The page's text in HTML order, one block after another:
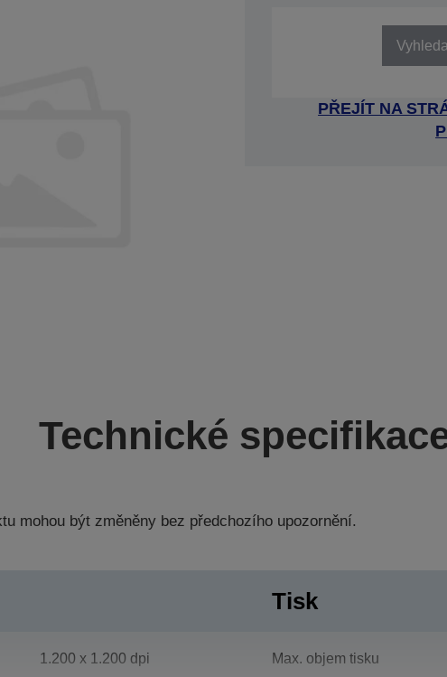
PŘEJÍT NA
Technické
mohou být změněny bez předchozího upozornění.
1.200 x 1.200 dpi
Tisk
Max. objem tisku